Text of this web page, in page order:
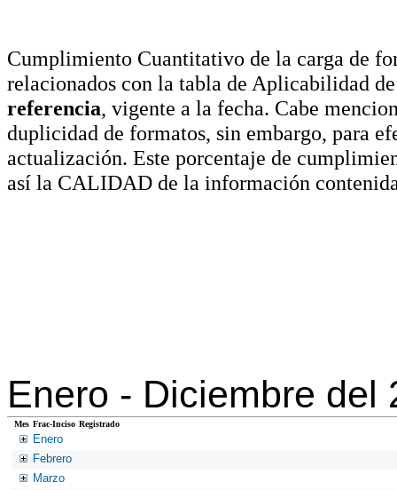
Cumplimiento Cuantitativo de la carga de
relacionados con la tabla de Aplicabilidad
referencia, vigente a la fecha. Cabe
duplicidad de formatos, sin embargo, para
actualización. Este porcentaje de
así la CALIDAD de la información
Enero - Diciembre del
Mes Frac-Inciso Registrado
Enero
Febrero
Marzo